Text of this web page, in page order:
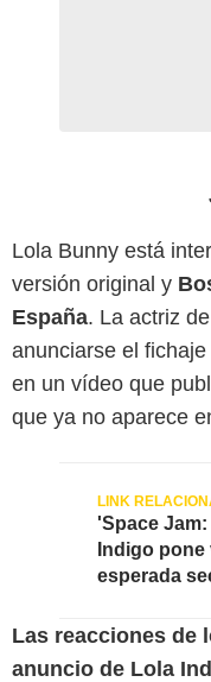
Lola Bunny está
versión original y
España. La actriz
anunciarse el
en un vídeo que
que ya no aparece
'Space
Indigo
esperada
Las reacciones de
anuncio de Lola